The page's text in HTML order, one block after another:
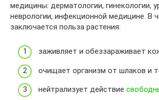
медицины: дерматологии, гинекологии,
неврологии, инфекционной медицине. В
заключается польза растения:
заживляет и обеззараживает
очищает организм от шлаков и
нейтрализует действие